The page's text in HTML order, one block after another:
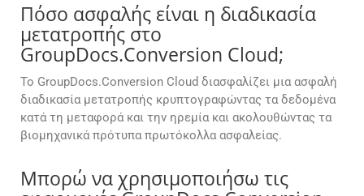
Πόσο ασφαλής είναι η διαδικασία
μετατροπής στο
GroupDocs.Conversion Cloud;
Το GroupDocs.Conversion Cloud διασφαλίζει μια ασφαλή
διαδικασία μετατροπής κρυπτογραφώντας τα δεδομένα
κατά τη μεταφορά και την ηρεμία και ακολουθώντας τα
βιομηχανικά πρότυπα πρωτόκολλα ασφαλείας.
Μπορώ να χρησιμοποιήσω τις